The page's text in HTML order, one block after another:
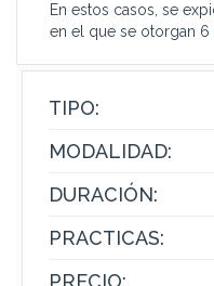
En estos casos, se
en el que se otorgan 6
TIPO:
MODALIDAD:
DURACIÓN:
PRACTICAS:
PRECIO: